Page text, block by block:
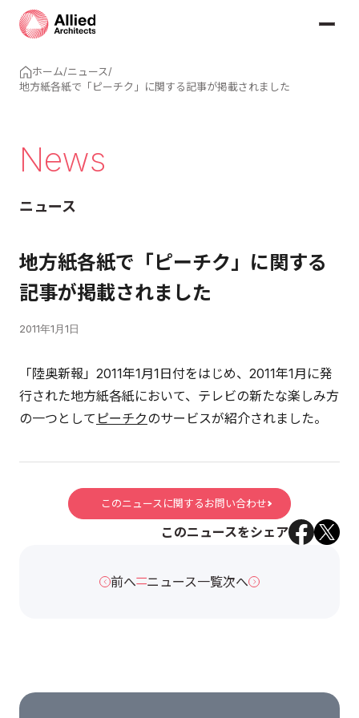
ホーム/ニュース/
地方紙各紙で「ピーチク」に関する記事が掲載されました
News
ニュース
地方紙各紙で「ピーチク」に関する
記事が掲載されました
2011年1月1日
「陸奥新報」2011年1月1日付をはじめ、2011年1月に発
行された地方紙各紙において、テレビの新たな楽しみ方
の一つとして ピーチクのサービスが紹介されました。
このニュースに関するお問い合わせ
このニュースをシェア
前へ ニュース一覧次へ